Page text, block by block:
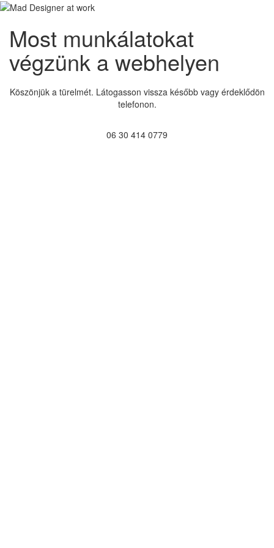
Most munkálatokat
végzünk a webhelyen
Köszönjük a türelmét. Látogasson vissza később vagy érdeklődön
telefonon.
06 30 414 0779